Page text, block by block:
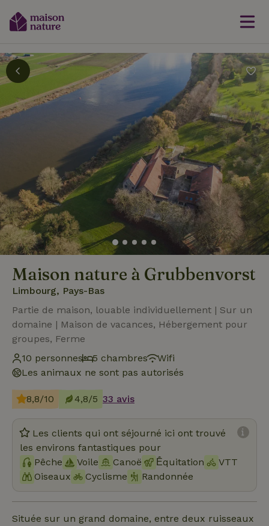
Maison nature à Grubbenvorst
Limbourg, Pays-Bas
Partie de maison, louable individuellement | Sur un
domaine | Maison de vacances, Hébergement pour
groupes, Ferme
10 personnes
5 chambres
Wifi
Les animaux ne sont pas autorisés
8,8/10 4,8/5 33 avis
Les clients qui ont séjourné ici ont trouvé
les environs fantastiques pour
Pêche
Voile Canoë Ḗquitation
VTT
Oiseaux
Cyclisme Randonnée
Située sur un grand domaine, entre deux ruisseaux